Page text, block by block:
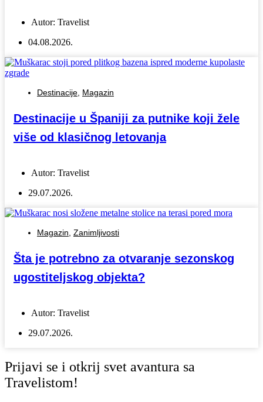
Autor: Travelist
04.08.2026.
Destinacije Magazin
Destinacije u Španiji za putnike koji žele
više od klasičnog letovanja
Autor: Travelist
29.07.2026.
Magazin Zanimljivosti
Šta je potrebno za otvaranje sezonskog
ugostiteljskog objekta?
Autor: Travelist
29.07.2026.
Prijavi se i otkrij svet avantura sa
Travelistom!